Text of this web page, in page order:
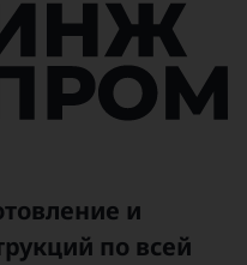
и
по всей